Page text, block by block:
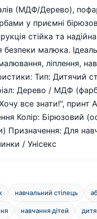
(МДФ/Дерево),
у приємні
стійка та
безпеки малюка.
ліплення,
Тип: Дитячий
Дерево / МДФ
все знати!", принт
Колір: Бірюзовий
Призначення: Для
/ Унісекс
навчальний стілець
навчання дітей